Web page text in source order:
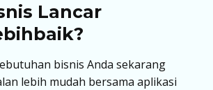
Lancar
bisnis Anda sekarang
lebih mudah bersama aplikasi